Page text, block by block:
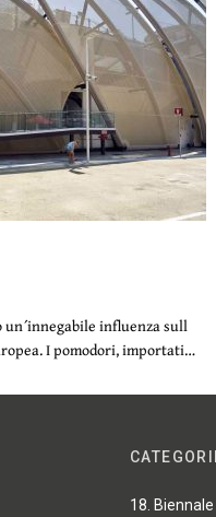
un´innegabile influenza sull
I pomodori, importati…
18.